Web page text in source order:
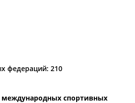
или обнаружили какую-либо
100
федераций: 210
международных спортивных